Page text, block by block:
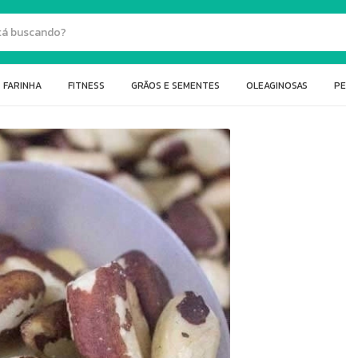
FARINHA FITNESS GRÃOS E SEMENTES OLEAGINOSAS